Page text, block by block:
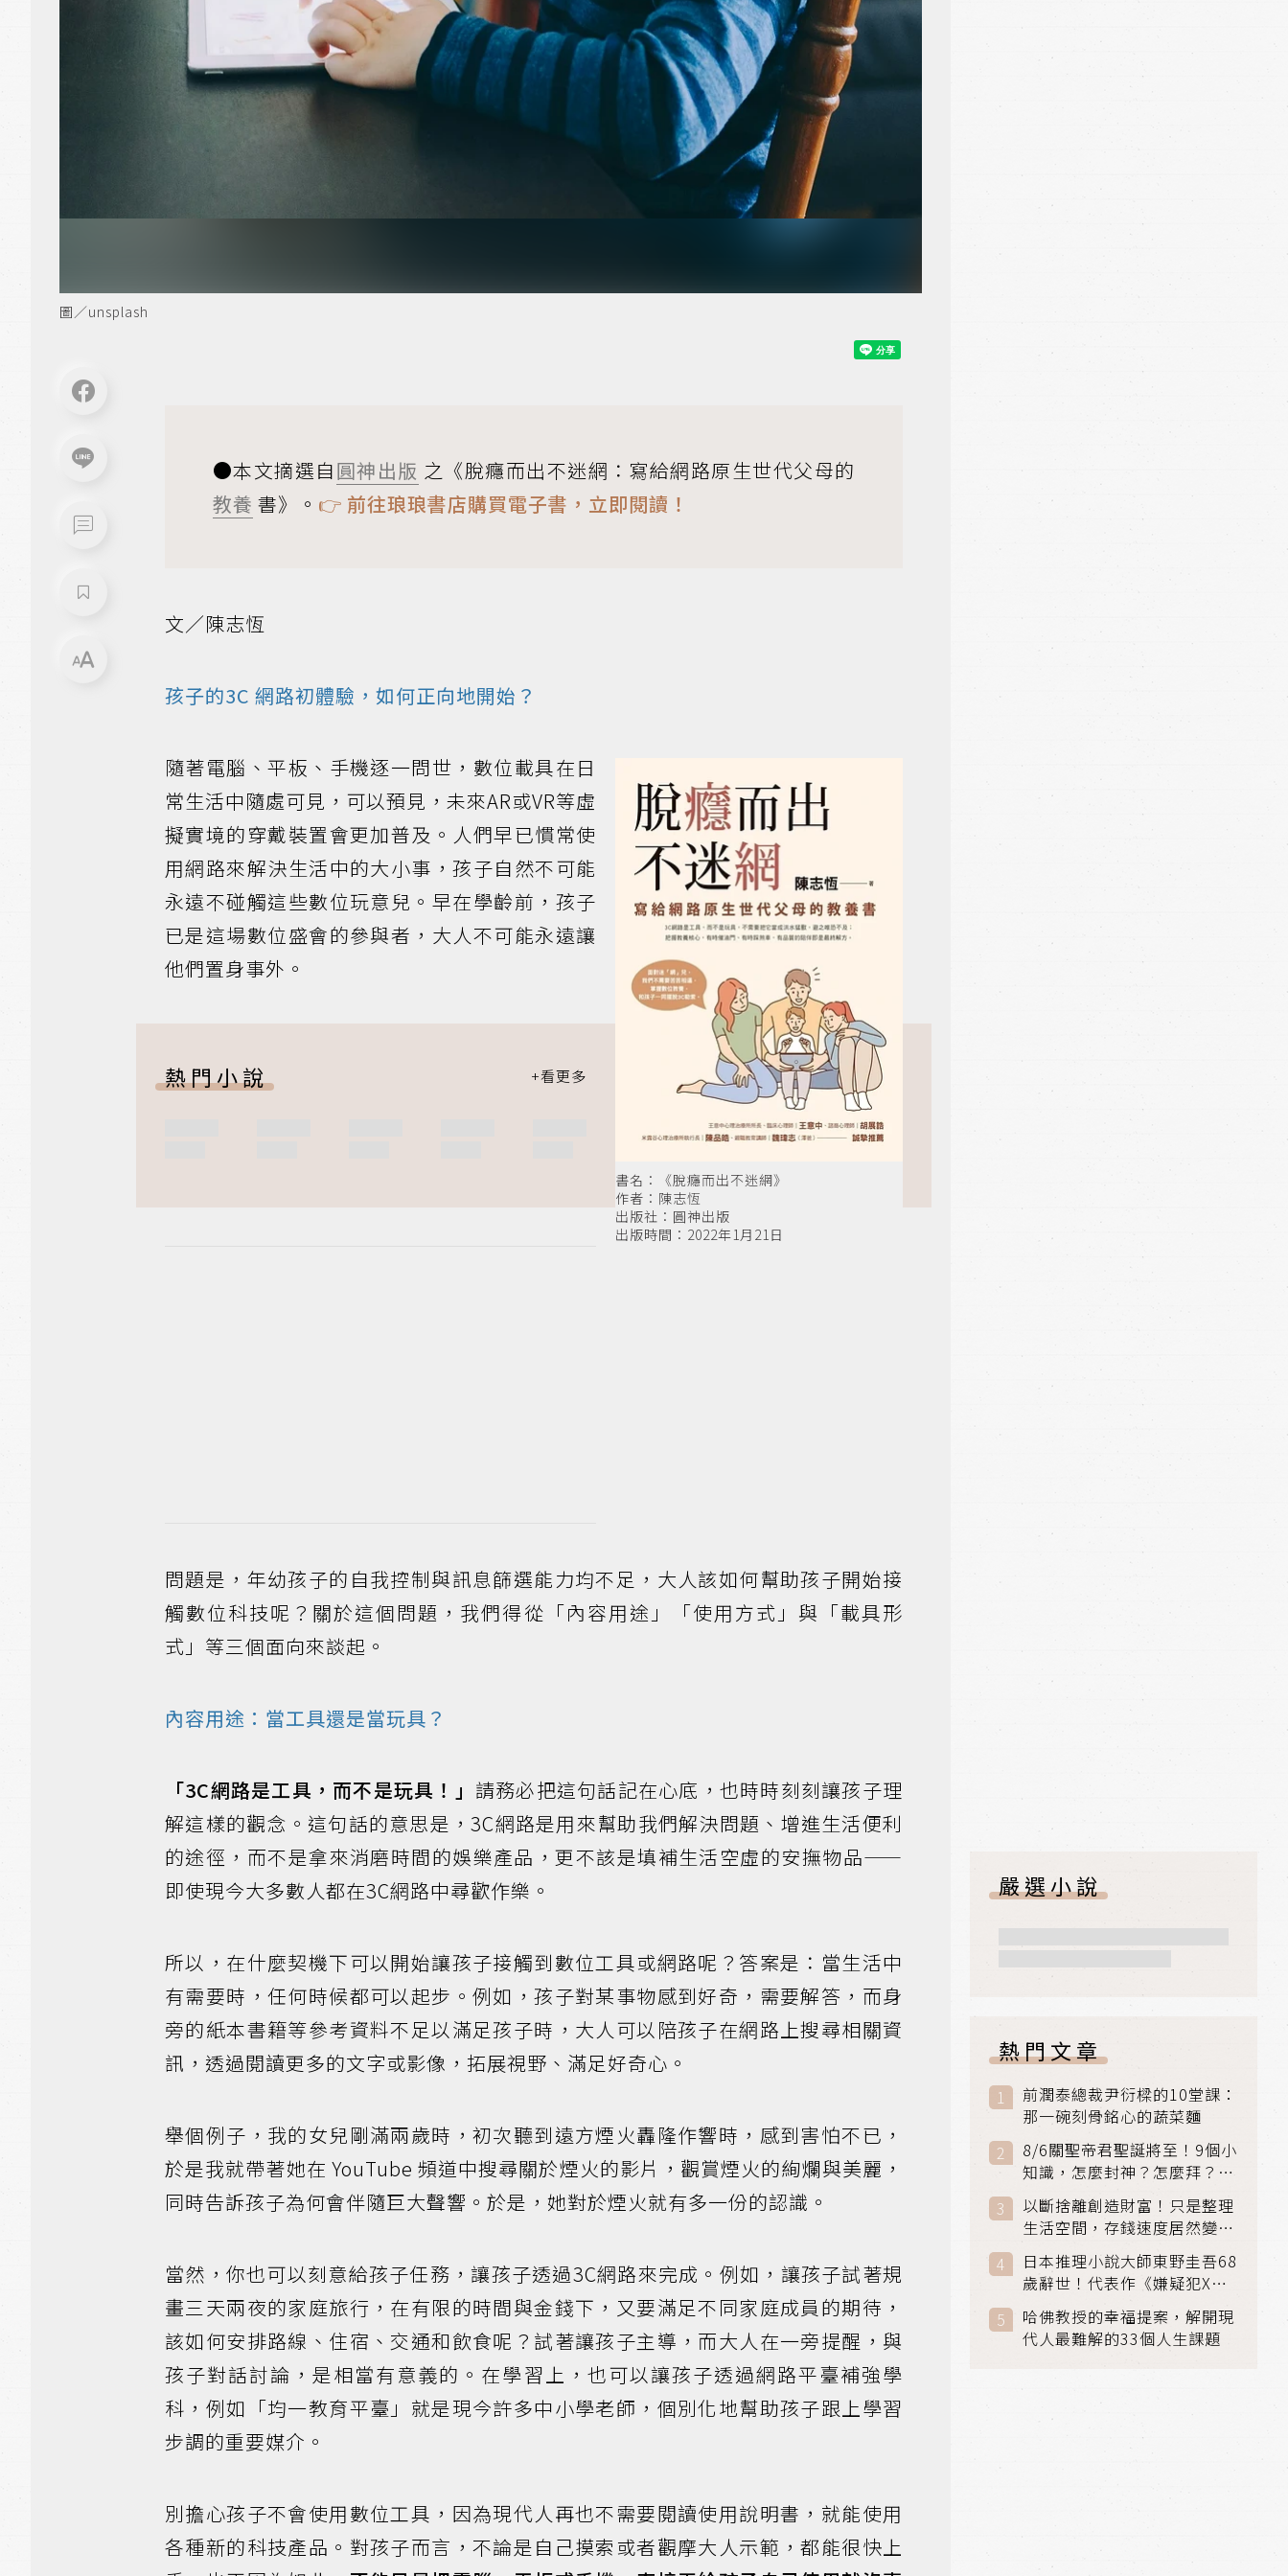
圖／unsplash
●本文摘選自圓神出版 之《脫癮而出不迷網：寫給網路原生世代父母的
教養 書》。 👉 前往琅琅書店購買電子書，立即閱讀！
文／陳志恆
孩子的3C 網路初體驗，如何正向地開始？
書名：《脫癮而出不迷網》
作者：陳志恆
出版社：圓神出版
出版時間：2022年1月21日
隨著電腦、平板、手機逐一問世，數位載具在日
常生活中隨處可見，可以預見，未來AR或VR等虛
擬實境的穿戴裝置會更加普及。人們早已慣常使
用網路來解決生活中的大小事，孩子自然不可能
永遠不碰觸這些數位玩意兒。早在學齡前，孩子
已是這場數位盛會的參與者，大人不可能永遠讓
他們置身事外。
熱門小說
問題是，年幼孩子的自我控制與訊息篩選能力均不足，大人該如何幫助孩子開始接
觸數位科技呢？關於這個問題，我們得從「內容用途」「使用方式」與「載具形
式」等三個面向來談起。
內容用途：當工具還是當玩具？
「3C網路是工具，而不是玩具！」 請務必把這句話記在心底，也時時刻刻讓孩子理
解這樣的觀念。這句話的意思是，3C網路是用來幫助我們解決問題、增進生活便利
的途徑，而不是拿來消磨時間的娛樂產品，更不該是填補生活空虛的安撫物品——
即使現今大多數人都在3C網路中尋歡作樂。
所以，在什麼契機下可以開始讓孩子接觸到數位工具或網路呢？答案是：當生活中
有需要時，任何時候都可以起步。例如，孩子對某事物感到好奇，需要解答，而身
旁的紙本書籍等參考資料不足以滿足孩子時，大人可以陪孩子在網路上搜尋相關資
訊，透過閱讀更多的文字或影像，拓展視野、滿足好奇心。
舉個例子，我的女兒剛滿兩歲時，初次聽到遠方煙火轟隆作響時，感到害怕不已，
於是我就帶著她在 YouTube 頻道中搜尋關於煙火的影片，觀賞煙火的絢爛與美麗，
同時告訴孩子為何會伴隨巨大聲響。於是，她對於煙火就有多一份的認識。
當然，你也可以刻意給孩子任務，讓孩子透過3C網路來完成。例如，讓孩子試著規
畫三天兩夜的家庭旅行，在有限的時間與金錢下，又要滿足不同家庭成員的期待，
該如何安排路線、住宿、交通和飲食呢？試著讓孩子主導，而大人在一旁提醒，與
孩子對話討論，是相當有意義的。在學習上，也可以讓孩子透過網路平臺補強學
科，例如「均一教育平臺」就是現今許多中小學老師，個別化地幫助孩子跟上學習
步調的重要媒介。
別擔心孩子不會使用數位工具，因為現代人再也不需要閱讀使用說明書，就能使用
各種新的科技產品。對孩子而言，不論是自己摸索或者觀摩大人示範，都能很快上
嚴選小說
熱門文章
前潤泰總裁尹衍樑的10堂課：
那一碗刻骨銘心的蔬菜麵
8/6關聖帝君聖誕將至！9個小
知識，怎麼封神？怎麼拜？該
拜哪個關帝？
以斷捨離創造財富！只是整理
生活空間，存錢速度居然變快
日本推理小說大師東野圭吾68
歲辭世！代表作《嫌疑犯X的
獻身》《解憂雜貨店》獲獎無
數
哈佛教授的幸福提案，解開現
代人最難解的33個人生課題